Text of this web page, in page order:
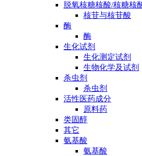
脱氧核糖核酸/核糖核
核苷与核苷酸
酶
酶
生化试剂
生化测定试剂
生物化学及试剂
杀虫剂
杀虫剂
活性医药成分
原料药
类固醇
其它
氨基酸
氨基酸